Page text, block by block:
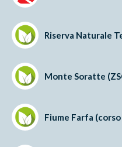
Riserva Naturale
Monte Soratte
Fiume Farfa